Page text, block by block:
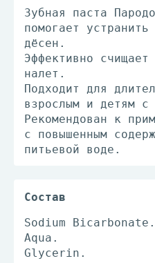
Зубная паста
помогает устранить
дёсен.
Эффективно
налет.
Подходит для
взрослым и детям с
Рекомендован к
с повышенным
питьевой воде.
Состав
Sodium Bicarbonate.
Aqua.
Glycerin.